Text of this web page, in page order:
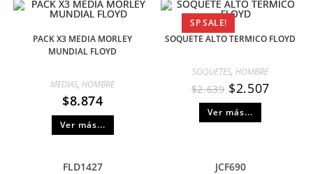
PACK X3 MEDIA MORLEY
MUNDIAL FLOYD
MEDIAS,HOMBRE
$8.874
Ver más...
SP SALE!
SOQUETE ALTO TERMICO FLOYD
SOQUETES,HOMBRE
$2.639 $2.507
Ver más...
FLD1427
JCF690